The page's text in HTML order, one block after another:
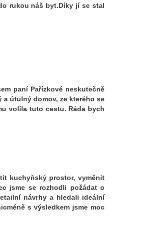
rukou náš byt.Díky jí se stal
paní Pařízkové neskutečně
a útulný domov, ze kterého se
volila tuto cestu. Ráda bych
kuchyňský prostor, vyměnit
jsme se rozhodli požádat o
návrhy a hledali ideální
s výsledkem jsme moc